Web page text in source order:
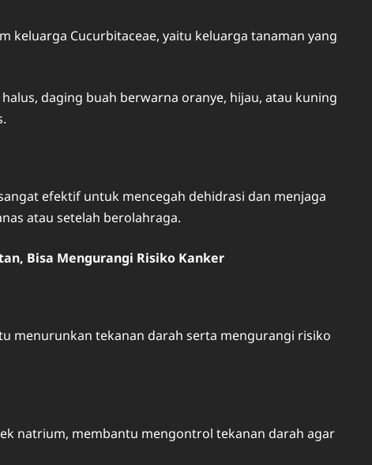
keluarga Cucurbitaceae, yaitu keluarga tanaman yang
daging buah berwarna oranye, hijau, atau kuning
efektif untuk mencegah dehidrasi dan menjaga
atau setelah berolahraga.
Bisa Mengurangi Risiko Kanker
menurunkan tekanan darah serta mengurangi risiko
natrium, membantu mengontrol tekanan darah agar